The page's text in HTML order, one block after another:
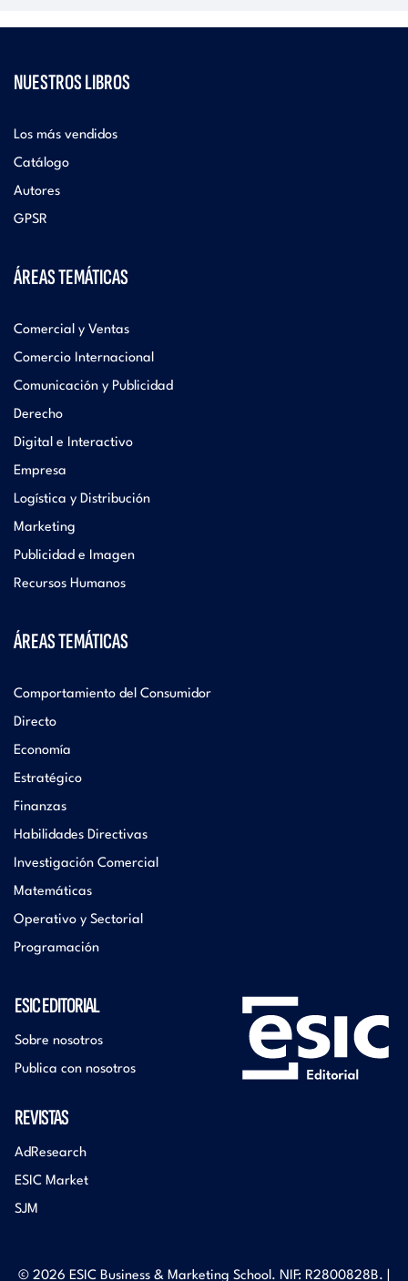
NUESTROS LIBROS
Los más vendidos
Catálogo
Autores
GPSR
ÁREAS TEMÁTICAS
Comercial y Ventas
Comercio Internacional
Comunicación y Publicidad
Derecho
Digital e Interactivo
Empresa
Logística y Distribución
Marketing
Publicidad e Imagen
Recursos Humanos
ÁREAS TEMÁTICAS
Comportamiento del Consumidor
Directo
Economía
Estratégico
Finanzas
Habilidades Directivas
Investigación Comercial
Matemáticas
Operativo y Sectorial
Programación
ESIC EDITORIAL
Sobre nosotros
Publica con nosotros
REVISTAS
AdResearch
ESIC Market
SJM
© 2026 ESIC Business & Marketing School. NIF: R2800828B. |